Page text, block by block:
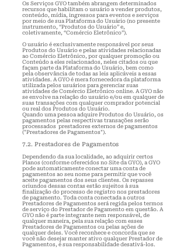
Os Serviços GYO também abrangem determinados
recursos que habilitam o usuário a vender produtos,
conteúdo, mídia, ingressos para eventos e serviços
por meio de sua Plataforma do Usuário (no presente
instrumento, “Produtos do Usuário” e,
coletivamente, “Comércio Eletrônico”).
O usuário é exclusivamente responsável por seus
Produtos do Usuário e pelas atividades relacionadas
ao Comércio Eletrônico, por qualquer promoção ou
Conteúdo a eles relacionados, neles citados ou que
façam parte da Plataforma do Usuário, bem como
pela observância de todas as leis aplicáveis a essas
atividades. A GYO é mera fornecedora da plataforma
utilizada pelos usuários para gerenciar suas
atividades de Comércio Eletrônico online. A GYO não
se envolve na relação do usuário e/ou em qualquer de
suas transações com qualquer comprador potencial
ou real dos Produtos do Usuário.
Quando uma pessoa adquire Produtos do Usuário, os
pagamentos pelas respectivas transações serão
processados prestadores externos de pagamentos
("Prestadores de Pagamentos").
7.2. Prestadores de Pagamentos
Dependendo da sua localidade, ao adquirir certos
Planos (conforme oferecidos no Site da GYO), a GYO
pode automaticamente conectar uma conta de
pagamentos ao seu nome para permitir que você
aceite pagamentos dos seus clientes. Os repasses
oriundos dessas contas estão sujeitos à sua
finalização do processo de registro nos prestadores
de pagamento. Toda conta conectada a outros
Prestadores de Pagamentos será regida pelos termos
de serviço do Prestador de Pagamento em questão. A
GYO não é parte integrante nem responsável, de
qualquer maneira, pela sua relação com esses
Prestadores de Pagamentos ou pelas ações de
qualquer deles. Você reconhece e concorda que se
você não desejar manter ativo qualquer Prestador de
Pagamentos, é sua responsabilidade desativá-los.